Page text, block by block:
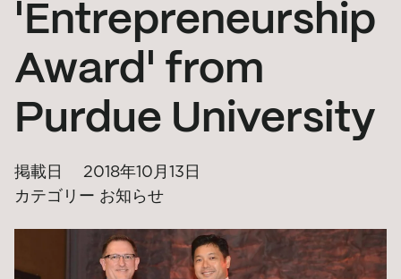
'Entrepreneurship
Award' from
Purdue University
掲載日
2018年10月13日
カテゴリー お知らせ